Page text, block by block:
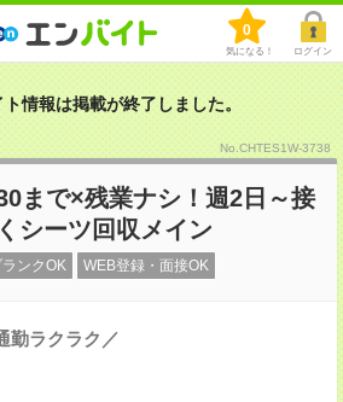
0
気になる！ ログイン
情報は掲載が終了しました。
No.CHTES1W-3738
まで×残業ナシ！週2日～接
シーツ回収メイン
ランクOK WEB登録・面接OK
勤ラクラク／